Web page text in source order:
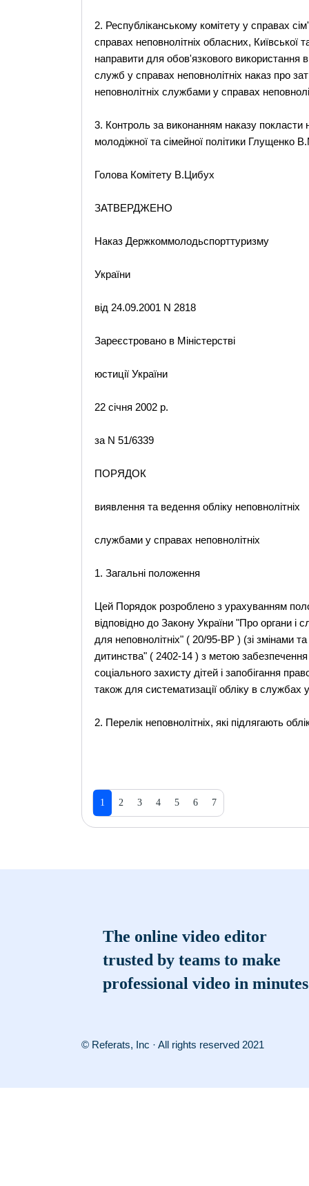
2. Республіканському комітету у справах
справах неповнолітніх обласних, Київської
направити для обов'язкового використання
служб у справах неповнолітніх наказ про
неповнолітніх службами у справах
3. Контроль за виконанням наказу
молодіжної та сімейної політики Глущенко
Голова Комітету В.Цибух
ЗАТВЕРДЖЕНО
Наказ Держкоммолодьспорттуризму
України
від 24.09.2001 N 2818
Зареєстровано в Міністерстві
юстиції України
22 січня 2002 р.
за N 51/6339
ПОРЯДОК
виявлення та ведення обліку неповнолітніх
службами у справах неповнолітніх
1. Загальні положення
Цей Порядок розроблено з урахуванням
відповідно до Закону України "Про органи і
для неповнолітніх" ( 20/95-ВР ) (зі змінами
дитинства" ( 2402-14 ) з метою
соціального захисту дітей і запобігання
також для систематизації обліку в службах
2. Перелік неповнолітніх, які підлягають
1 2 3 4 5 6 7
The online video editor
trusted by teams to make
professional video in minutes
© Referats, Inc · All rights reserved 2021